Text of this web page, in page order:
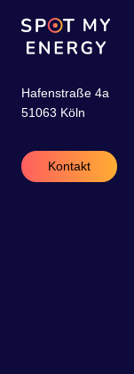
Hafenstraße 4a
51063 Köln
Kontakt